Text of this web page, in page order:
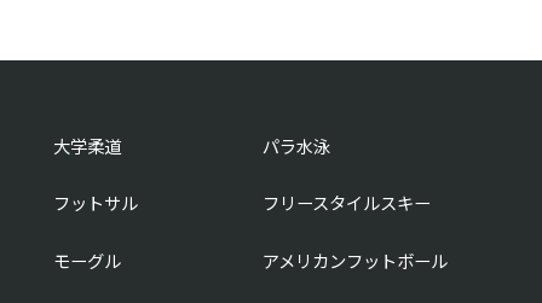
大学柔道 パラ水泳
フットサル フリースタイルスキー
モーグル アメリカンフットボール